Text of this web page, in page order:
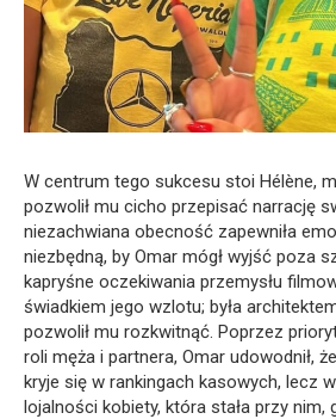
W centrum tego sukcesu stoi Hélène,
pozwolił mu cicho przepisać narrację
niezachwiana obecność zapewniła
niezbędną, by Omar mógł wyjść poza
kapryśne oczekiwania przemysłu
świadkiem jego wzlotu; była
pozwolił mu rozkwitnąć. Poprzez
roli męża i partnera, Omar udowodnił,
kryje się w rankingach kasowych, lecz
lojalności kobiety, która stała przy nim,